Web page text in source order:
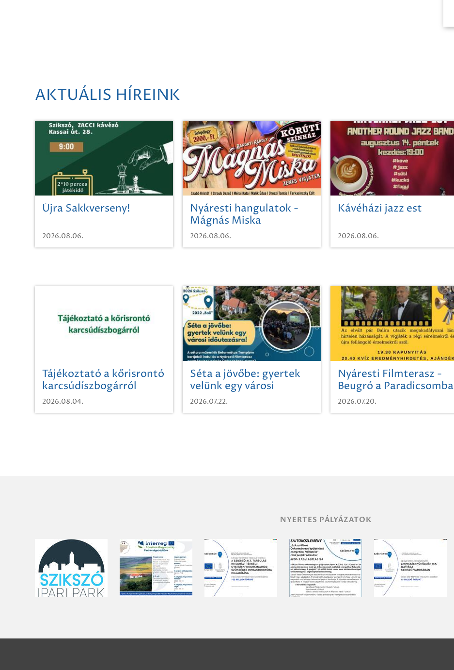
AKTUÁLIS HÍREINK
Újra Sakkverseny!
2026.08.06.
Nyáresti hangulatok -
Mágnás Miska
2026.08.06.
Kávéházi jazz est
2026.08.06.
Tájékoztató a kőrisrontó
karcsúdíszbogárról
2026.08.04.
Séta a jövőbe: gyertek
velünk egy városi
időutazásra!
2026.07.22.
Nyáresti Filmterasz -
Beugró a Paradicsomba
2026.07.20.
NYERTES PÁLYÁZATOK